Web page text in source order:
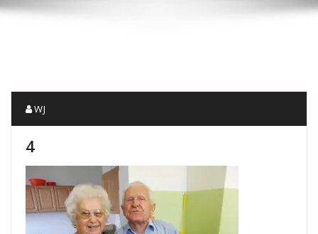
WJ
4